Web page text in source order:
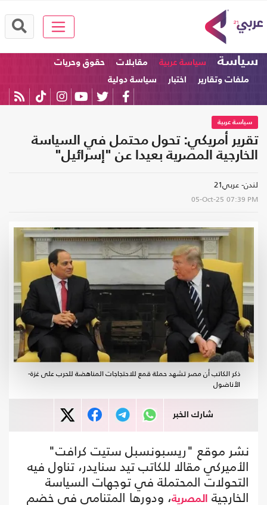
سياسة سياسة عربية مقابلات
حقوق وحريات
ملفات وتقارير
اختبار سياسة دولية
سياسة عربية
تقرير أمريكي: تحول محتمل في السياسة
الخارجية المصرية بعيدا عن "إسرائيل"
لندن- عربي21
05-Oct-25 07:39 PM
ذكر الكاتب أن مصر تشهد حملة قمع للاحتجاجات المناهضة للحرب على غزة-
الأناضول
شارك الخبر
نشر موقع "ريسبونسبل ستيت كرافت"
الأميركي مقالا للكاتب تيد سنايدر، تناول فيه
التحولات المحتملة في توجهات السياسة
الخارجية المصرية، ودورها المتنامي في خضم